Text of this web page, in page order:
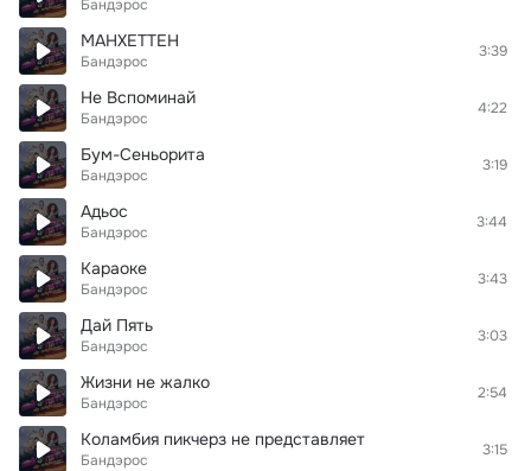
Бандэрос
МАНХЕТТЕН
Бандэрос
3:39
Не Вспоминай
Бандэрос
4:22
Бум-Сеньорита
Бандэрос
3:19
Адьос
Бандэрос
3:44
Караоке
Бандэрос
3:43
Дай Пять
Бандэрос
3:03
Жизни не жалко
Бандэрос
2:54
Коламбия пикчерз не представляет
Бандэрос
3:15